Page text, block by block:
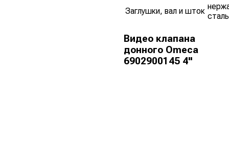
Заглушки, вал и шток
сталь
Видео клапана
донного Omeca
6902900145 4"